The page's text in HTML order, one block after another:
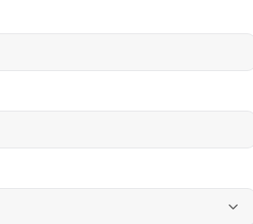
на руки
обліку руху трудових